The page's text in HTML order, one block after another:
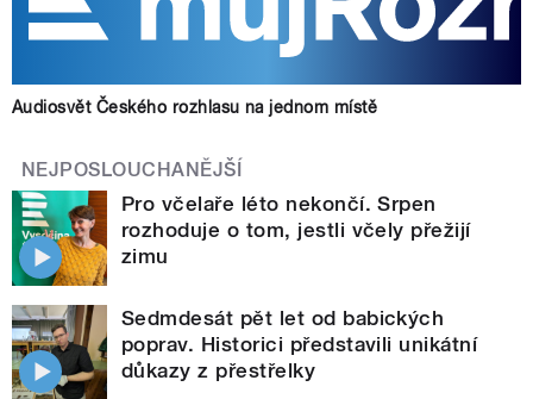
Audiosvět Českého rozhlasu na jednom místě
NEJPOSLOUCHANĚJŠÍ
Pro včelaře léto nekončí. Srpen
rozhoduje o tom, jestli včely přežijí
zimu
Sedmdesát pět let od babických
poprav. Historici představili unikátní
důkazy z přestřelky